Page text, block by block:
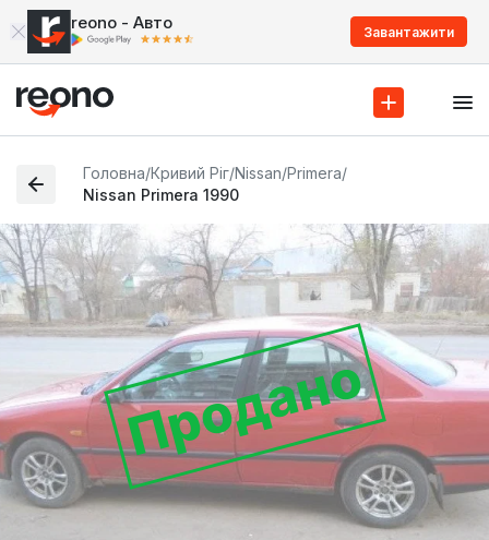
reono - Авто Завантажити
Головна/Кривий Ріг/Nissan/Primera/
Nissan Primera 1990
Продано